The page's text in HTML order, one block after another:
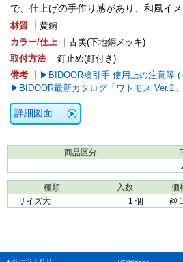
で、仕上げの手作り感があり、和風イメ
材質
┊黄銅
カラー/仕上
┊古美(下地銅メッキ)
取付方法
┊釘止め(釘付き)
備考
┊
BIDOOR襖引手 使用上の注意等
BIDOOR最新カタログ「ワトモス Ver.2
詳細図面
商品区分
種類 入数 価
サイズ大
1 個 @